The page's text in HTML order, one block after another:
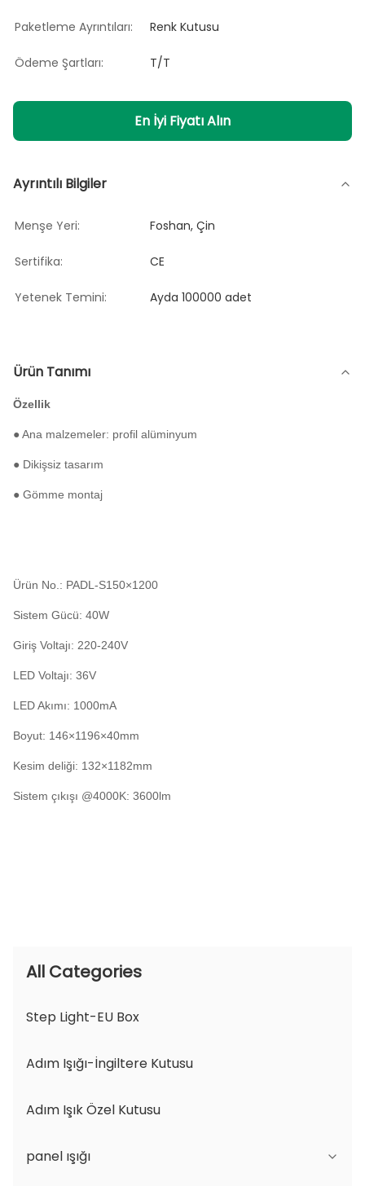
Paketleme Ayrıntıları: Renk Kutusu
Ödeme Şartları: T/T
En İyi Fiyatı Alın
Ayrıntılı Bilgiler
Menşe Yeri: Foshan, Çin
Sertifika: CE
Yetenek Temini: Ayda 100000 adet
Ürün Tanımı
Özellik
● Ana malzemeler: profil alüminyum
● Dikişsiz tasarım
● Gömme montaj
Ürün No.: PADL-S150×1200
Sistem Gücü: 40W
Giriş Voltajı: 220-240V
LED Voltajı: 36V
LED Akımı: 1000mA
Boyut: 146×1196×40mm
Kesim deliği: 132×1182mm
Sistem çıkışı @4000K: 3600lm
All Categories
Step Light-EU Box
Adım Işığı-İngiltere Kutusu
Adım Işık Özel Kutusu
panel ışığı